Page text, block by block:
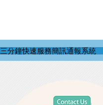
三分鐘快速服務簡訊通報系統